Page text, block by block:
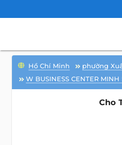
Hồ Chí Minh phường
W BUSINESS CENTER MINH
Cho